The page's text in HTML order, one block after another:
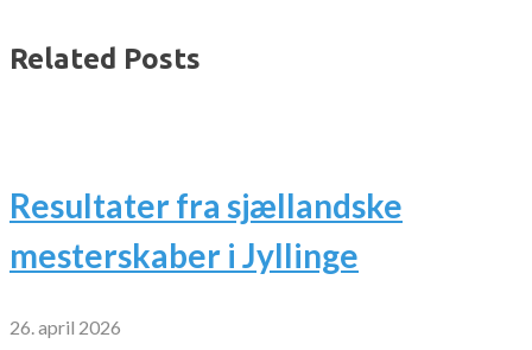
Related Posts
Resultater fra sjællandske
mesterskaber i Jyllinge
26. april 2026